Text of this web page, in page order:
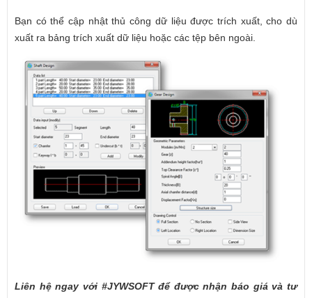
Bạn có thể cập nhật thủ công dữ liệu được trích xuất, cho dù
xuất ra bảng trích xuất dữ liệu hoặc các tệp bên ngoài.
Liên hệ ngay với #JYWSOFT để được nhận báo giá và tư